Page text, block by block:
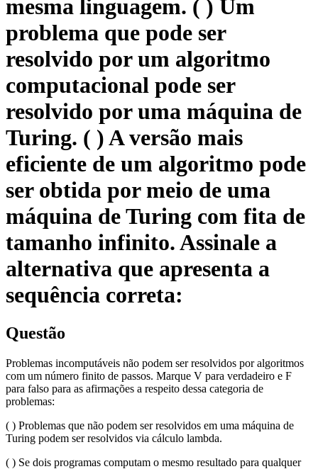
mesma linguagem. ( ) Um
problema que pode ser
resolvido por um algoritmo
computacional pode ser
resolvido por uma máquina de
Turing. ( ) A versão mais
eficiente de um algoritmo pode
ser obtida por meio de uma
máquina de Turing com fita de
tamanho infinito. Assinale a
alternativa que apresenta a
sequência correta:
Questão
Problemas incomputáveis não podem ser resolvidos por algoritmos
com um número finito de passos. Marque V para verdadeiro e F
para falso para as afirmações a respeito dessa categoria de
problemas:
( ) Problemas que não podem ser resolvidos em uma máquina de
Turing podem ser resolvidos via cálculo lambda.
( ) Se dois programas computam o mesmo resultado para qualquer